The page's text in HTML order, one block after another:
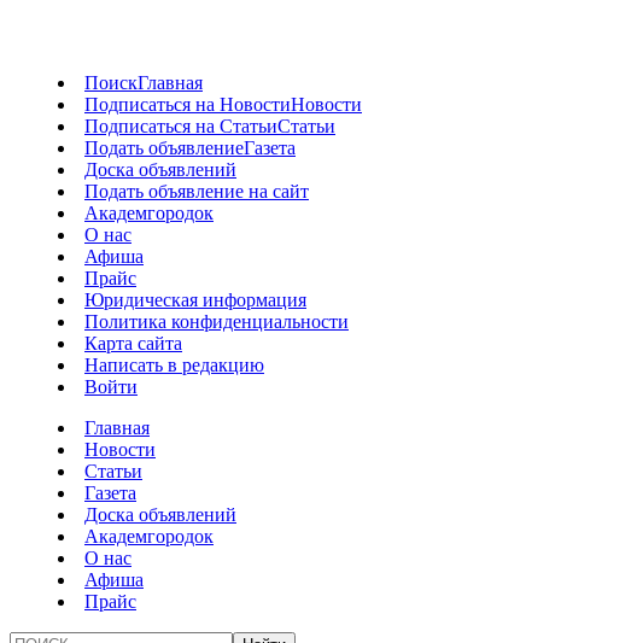
ПоискГлавная
Подписаться на НовостиНовости
Подписаться на СтатьиСтатьи
Подать объявлениеГазета
Доска объявлений
Подать объявление на сайт
Академгородок
О нас
Афиша
Прайс
Юридическая информация
Политика конфиденциальности
Карта сайта
Написать в редакцию
Войти
Главная
Новости
Статьи
Газета
Доска объявлений
Академгородок
О нас
Афиша
Прайс